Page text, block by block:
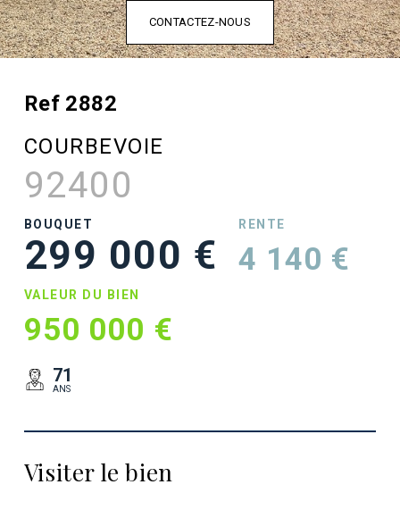
CONTACTEZ-NOUS
Ref 2882
COURBEVOIE
92400
BOUQUET
299 000 €
RENTE
4 140 €
VALEUR DU BIEN
950 000 €
71
ANS
Visiter le bien